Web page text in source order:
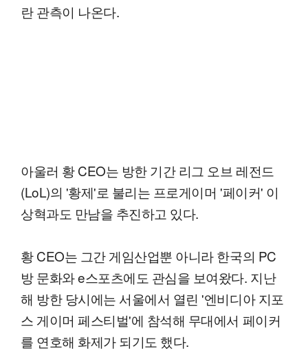
란 관측이 나온다.
아울러 황 CEO는 방한 기간 리그 오브 레전드
(LoL)의 '황제'로 불리는 프로게이머 '페이커' 이
상혁과도 만남을 추진하고 있다.
황 CEO는 그간 게임산업뿐 아니라 한국의 PC
방 문화와 e스포츠에도 관심을 보여왔다. 지난
해 방한 당시에는 서울에서 열린 '엔비디아 지포
스 게이머 페스티벌'에 참석해 무대에서 페이커
를 연호해 화제가 되기도 했다.